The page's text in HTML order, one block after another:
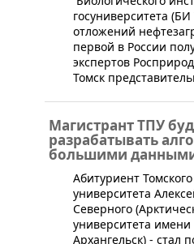
госуниверситета
отложений
первой в России
экспертов
Томск
Магистрант ТПУ
разрабатывать
большими
​Абитуриент
университета
Северного
университета
Архангельск) - стал